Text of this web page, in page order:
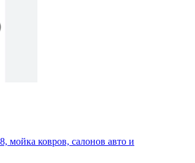
мойка ковров, салонов авто и